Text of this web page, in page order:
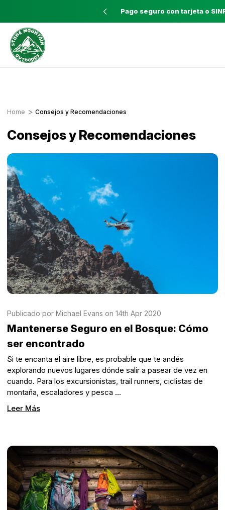
con pedidos mayores a $60 Pago seguro con tarjeta o
Home Consejos y Recomendaciones
Consejos y Recomendaciones
Publicado por Michael Evans on 14th Apr 2020
Mantenerse Seguro en el Bosque: Cómo
ser encontrado
Si te encanta el aire libre, es probable que te andés
explorando nuevos lugares dónde salir a pasear de vez en
cuando. Para los excursionistas, trail runners, ciclistas de
montaña, escaladores y pesca …
Leer Más